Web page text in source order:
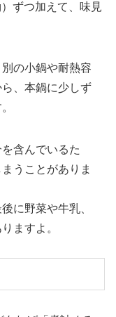
ずつ加えて、味見
の小鍋や耐熱容
、本鍋に少しず
含んでいるた
うことがありま
に野菜や牛乳、
ますよ。